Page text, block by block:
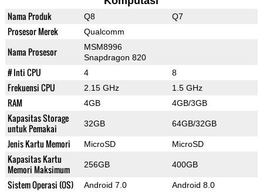
Nama Produk Q8 Q7
Prosesor Merek Qualcomm
Nama Prosesor
MSM8996
Snapdragon 820
# Inti CPU 4 8
Frekuensi CPU 2.15 GHz 1.5 GHz
RAM 4GB 4GB/3GB
Kapasitas Storage
untuk Pemakai
32GB 64GB/32GB
Jenis Kartu Memori MicroSD MicroSD
Kapasitas Kartu
Memori Maksimum
256GB 400GB
Sistem Operasi (OS) Android 7.0 Android 8.0